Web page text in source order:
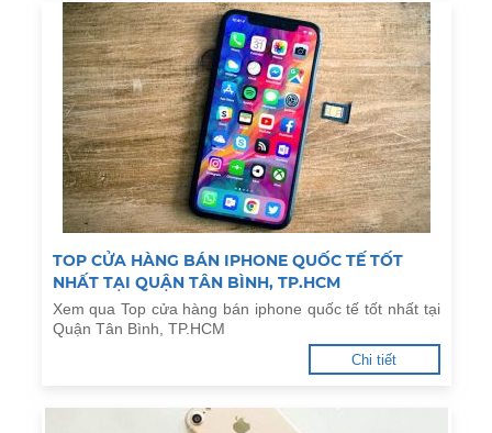
TOP CỬA HÀNG BÁN IPHONE QUỐC TẾ TỐT
NHẤT TẠI QUẬN TÂN BÌNH, TP.HCM
Xem qua Top cửa hàng bán iphone quốc tế tốt nhất tại
Quận Tân Bình, TP.HCM
Chi tiết